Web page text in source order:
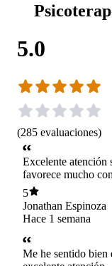
5.0
(285 evaluaciones)
Excelente atención
favorece mucho
también así que
5
Jonathan Espinoza
Hace 1 semana
Me he sentido bien